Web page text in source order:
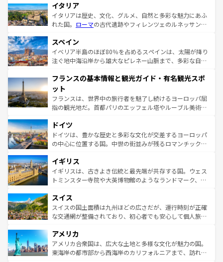
イタリア
イタリアは歴史、文化、グルメ、自然と多彩な魅力にあふ
れた国。 ローマの古代遺跡やフィレンツェのルネッサンス
ろん、トスカーナの美しい田園風景やアマルフィ海岸の絶
景など、自然景観も見逃せない。観光の合間には、本場の
ピザやパスタなど、絶品のイタリア料理を堪能することも
ませてくれるイタリアで、忘れられない旅をしてみよう！
なお、新着のイタリア情報は
しい。
スペイン
イベリア半島のほぼ80％を占めるスペインは、太陽が降り
注ぐ地中海沿岸から雄大なピレネー山脈まで、多彩な自然
文化が根付くこの国では、情熱的なフラメンコ、熱気あふ
れる闘牛、そして美味しいタパスが生活の一部となってい
る。首都マドリードの洗練された雰囲気や、バルセロナの
アートに溢れた街角から、地方では古代ローマ遺跡や中世
せる。地方によって風土や気候が異なるスペインはその個
性で訪れる人を魅了する。 なお、新着のスペイン情報は コ
ンテンツ一覧を参照してほしい。
フランスの基本情報と観光ガイド・有名観光スポ
ット
フランスは、世界中の旅行者を魅了し続けるヨーロッパ屈
指の観光地だ。首都パリのエッフェル塔やルーブル美術館
で、幅広い魅力が詰まっている。華麗な宮殿、歴史的な大
聖堂、美しいビーチ、そして豊かな自然が、訪れる者を心
から魅了する。また、フランスは美食の国としても知ら
いる。シャンパンの発祥地であるランス、プロヴァンスの
香り高いラベンダー畑など、多彩な楽しみ方が可能だ。さ
らに、パリ以外の地域にも魅力が溢れており、どの街角に
れる地方に足を運ぶとそれぞれで全く異なる文化を体験で
きるだろう。 なお、新着のフランス情報はコンテンツ一覧
を参照してほしい。
ドイツ
ドイツは、豊かな歴史と多彩な文化が交差するヨーロッパ
の中心に位置する国。中世の街並みが残るロマンチック街
顔を持つこの国は、どこを歩いても飽きることがない。ベ
ルリンの文化的活気、バイエルン州のアルプスの絶景、そ
してライン川沿いのワイン畑といった風景は必見。ビール
は、お酒好きな人にはぜひ体験してほしい。 なお、新着の
ドイツ情報はコンテンツ一覧を参照してほしい。
イギリス
イギリスは、古きよき伝統と最先端が共存する国。ウェス
トミンスター寺院や大英博物館のようなランドマーク、歴
リアごとに異なる魅力がある。また、優雅なアフタヌーン
ティー、ビール好きにはたまらない英国パブ、サッカー観
戦など、本場だからこそできる体験も豊富。イギリスを旅
ンツ一覧を参照してほしい。
スイス
スイスの国土面積は九州ほどの広さだが、運行時刻が正確
な交通網が整備されており、初心者でも安心して個人旅行
の建物がそのまま残る町や、スイスならではのユニークな
博物館もあり、アルプス観光だけでなく町歩きも満喫する
ことができる。国民の所得が高いため物価も高いが、旅行
アメリカ
アメリカ合衆国は、広大な土地と多様な文化が魅力の国。
東海岸の都市部から西海岸のカリフォルニアまで、訪れる